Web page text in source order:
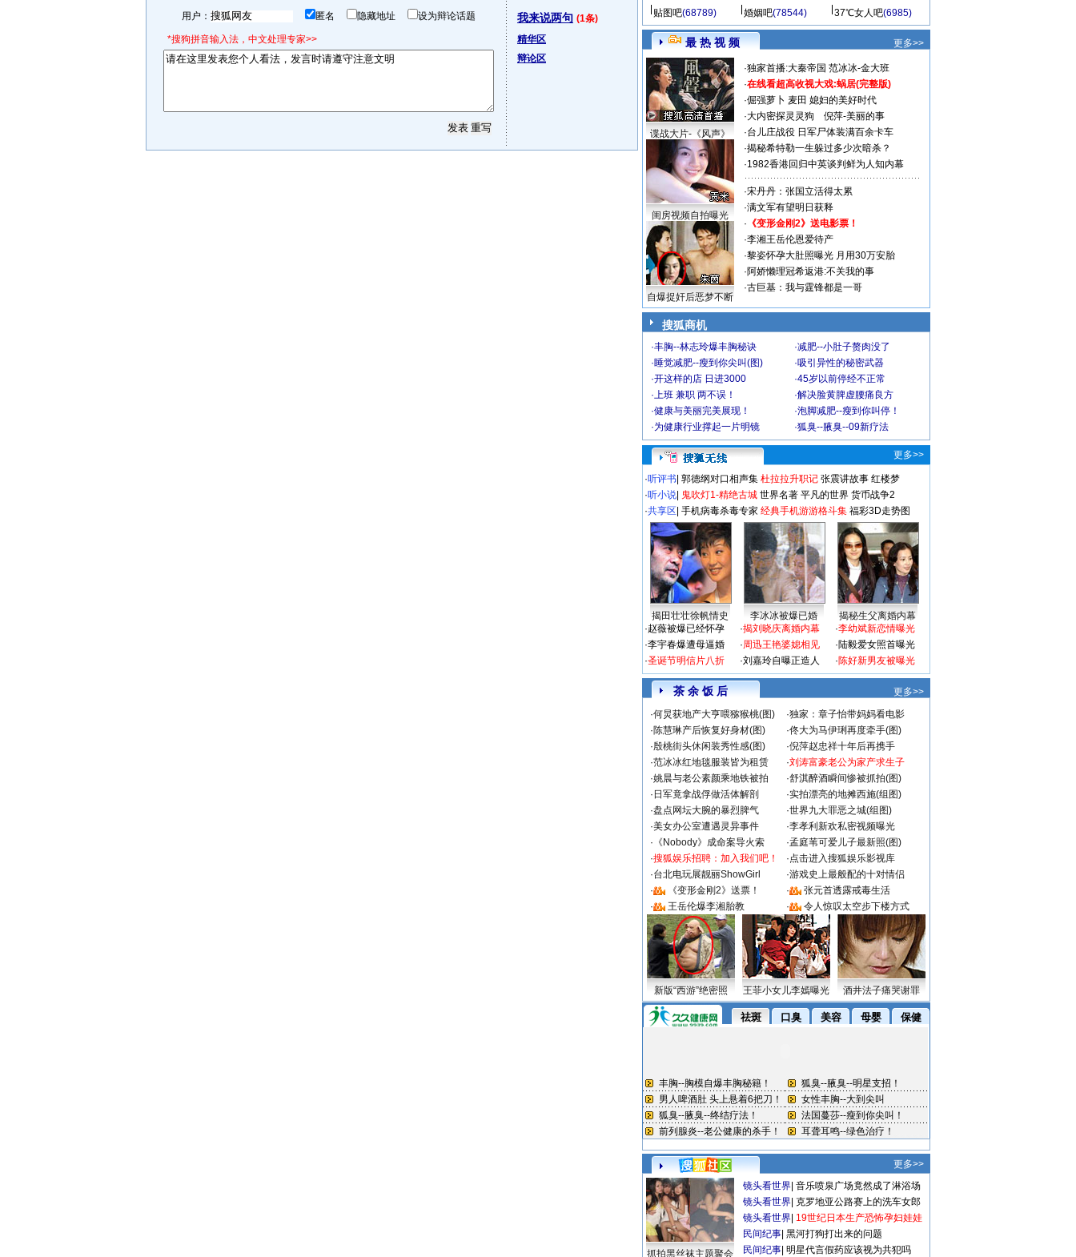
用户： 匿名 隐藏地址 设为辩论话题
*搜狗拼音输入法，中文处理专家>>
我来说两句 (1条)
精华区
辩论区
贴图吧(68789) 婚姻吧(78544) 37℃女人吧(6985)
最 热 视 频 更多>>
谍战大片-《风声》
闺房视频自拍曝光
自爆捉奸后恶梦不断
·独家首播:大秦帝国 范冰冰-金大班
·在线看超高收视大戏:蜗居(完整版)
·倔强萝卜 麦田 媳妇的美好时代
·大内密探灵灵狗
倪萍-美丽的事
·台儿庄战役 日军尸体装满百余卡车
·揭秘希特勒一生躲过多少次暗杀？
·1982香港回归中英谈判鲜为人知内幕
·宋丹丹：张国立活得太累
·满文军有望明日获释
· 《变形金刚2》送电影票！
·李湘王岳伦恩爱待产
·黎姿怀孕大肚照曝光 月用30万安胎
·阿娇懒理冠希返港:不关我的事
·古巨基：我与霆锋都是一哥
搜狐商机
·丰胸--林志玲爆丰胸秘诀 ·减肥--小肚子赘肉没了
·睡觉减肥--瘦到你尖叫(图) ·吸引异性的秘密武器
·开这样的店 日进3000 ·45岁以前停经不正常
·上班 兼职 两不误！ ·解决脸黄脾虚腰痛良方
·健康与美丽完美展现！ ·泡脚减肥--瘦到你叫停！
·为健康行业撑起一片明镜 ·狐臭--腋臭--09新疗法
更多>>
·听评书 郭德纲对口相声集 杜拉拉升职记 张震讲故事 红楼梦
·听小说 鬼吹灯1-精绝古城 世界名著 平凡的世界 货币战争2
·共享区 手机病毒杀毒专家 经典手机游游格斗集 福彩3D走势图
揭田壮壮徐帆情史 李冰冰被爆已婚
揭秘生父离婚内幕
·赵薇被爆已经怀孕
·李宇春爆遭母逼婚
·圣诞节明信片八折
·揭刘晓庆离婚内幕
·周迅王艳婆媳相见
·刘嘉玲自曝正造人
·李幼斌新恋情曝光
·陆毅爱女照首曝光
·陈好新男友被曝光
茶 余 饭 后
更多>>
·何炅获地产大亨喂猕猴桃(图) ·独家：章子怡带妈妈看电影
·陈慧琳产后恢复好身材(图) ·佟大为马伊琍再度牵手(图)
·殷桃街头休闲装秀性感(图) ·倪萍赵忠祥十年后再携手
·范冰冰红地毯服装皆为租赁 ·刘涛富豪老公为家产求生子
·姚晨与老公素颜乘地铁被拍 ·舒淇醉酒瞬间惨被抓拍(图)
· 日军竟拿战俘做活体解剖 ·实拍漂亮的地摊西施(组图)
·盘点网坛大腕的暴烈脾气 ·世界九大罪恶之城(组图)
·美女办公室遭遇灵异事件 ·李孝利新欢私密视频曝光
· 《Nobody》成命案导火索 ·孟庭苇可爱儿子最新照(图)
·搜狐娱乐招聘：加入我们吧！ ·点击进入搜狐娱乐影视库
·台北电玩展靓丽ShowGirl ·游戏史上最般配的十对情侣
·
《变形金刚2》送票！ ·
张元首透露戒毒生活
·
王岳伦爆李湘胎教 · 令人惊叹太空步下楼方式
新版“西游”绝密照 王菲小女儿李嫣曝光 酒井法子痛哭谢罪
更多>>
抓拍黑丝袜主题聚会
镜头看世界 音乐喷泉广场竟然成了淋浴场
镜头看世界 克罗地亚公路赛上的洗车女郎
镜头看世界 19世纪日本生产恐怖孕妇娃娃
民间纪事 黑河打狗打出来的问题
民间纪事 明星代言假药应该视为共犯吗